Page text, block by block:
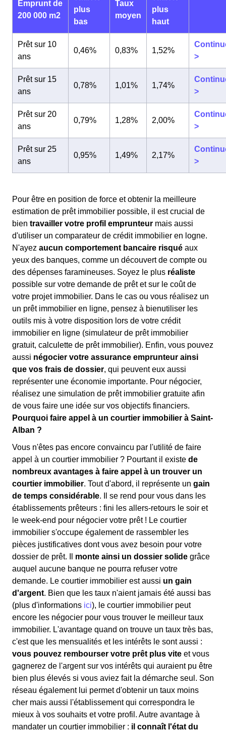
Emprunt de
200 000 m2
plus
bas
Taux
moyen
plus
haut
Prêt sur 10
ans
0,46% 0,83% 1,52%
>
Prêt sur 15
ans
0,78% 1,01% 1,74%
>
Prêt sur 20
ans
0,79% 1,28% 2,00%
>
Prêt sur 25
ans
0,95% 1,49% 2,17%
>
Pour être en position de force et obtenir la meilleure
estimation de prêt immobilier possible, il est crucial de
bien travailler votre profil emprunteur mais aussi
d'utiliser un comparateur de crédit immobilier en logne.
N'ayez aucun comportement bancaire risqué aux
yeux des banques, comme un découvert de compte ou
des dépenses faramineuses. Soyez le plus réaliste
possible sur votre demande de prêt et sur le coût de
votre projet immobilier. Dans le cas ou vous réalisez un
un prêt immobilier en ligne, pensez à bienutiliser les
outils mis à votre disposition lors de votre crédit
immobilier en ligne (simulateur de prêt immobilier
gratuit, calculette de prêt immobilier). Enfin, vous pouvez
aussi négocier votre assurance emprunteur ainsi
que vos frais de dossier, qui peuvent eux aussi
représenter une économie importante. Pour négocier,
réalisez une simulation de prêt immobilier gratuite afin
de vous faire une idée sur vos objectifs financiers.
Pourquoi faire appel à un courtier immobilier à Saint-
Alban ?
Vous n'êtes pas encore convaincu par l'utilité de faire
appel à un courtier immobilier ? Pourtant il existe de
nombreux avantages à faire appel à un trouver un
courtier immobilier. Tout d'abord, il représente un gain
de temps considérable. Il se rend pour vous dans les
établissements prêteurs : fini les allers-retours le soir et
le week-end pour négocier votre prêt ! Le courtier
immobilier s'occupe également de rassembler les
pièces justificatives dont vous avez besoin pour votre
dossier de prêt. Il monte ainsi un dossier solide grâce
auquel aucune banque ne pourra refuser votre
demande. Le courtier immobilier est aussi un gain
d'argent. Bien que les taux n'aient jamais été aussi bas
(plus d'informations ici), le courtier immobilier peut
encore les négocier pour vous trouver le meilleur taux
immobilier. L'avantage quand on trouve un taux très bas,
c'est que les mensualités et les intérêts le sont aussi :
vous pouvez rembourser votre prêt plus vite et vous
gagnerez de l'argent sur vos intérêts qui auraient pu être
bien plus élevés si vous aviez fait la démarche seul. Son
réseau également lui permet d'obtenir un taux moins
cher mais aussi l'établissement qui correspondra le
mieux à vos souhaits et votre profil. Autre avantage à
mandater un courtier immobilier : il connaît l'état du